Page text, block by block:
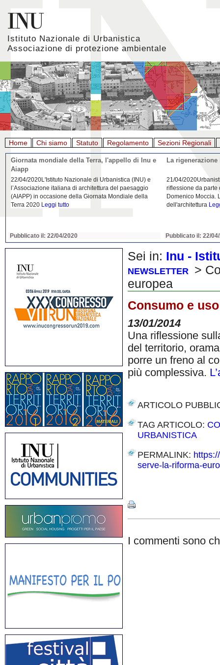
Istituto Nazionale di Urbanistica
Associazione di protezione ambientale
Home Chi siamo Statuto Regolamento Sezioni Regionali
Giornata mondiale della Terra, l'appello di Inu e
Aiapp
22/04/2020L'Istituto Nazionale di Urbanistica (INU) e
l’Associazione italiana di architettura del paesaggio
(AIAPP) in occasione della Giornata Mondiale della
Terra 2020 Leggi tutto
Pubblicato il: 22/04/2020
La
21/04/
riflessione da parte
Domenico Moccia.
dell'architettura
Pubblicato il: 22/
Sei in: Inu -
NEWSLETTER
>
europea
Consumo e
13/01/2014
Una riflessione
del territorio,
porre un freno al
più complessiva.
ARTICOLO
TAG ARTICOLO:
URBANISTICA
PERMALINK:
serve-la-riforma-
I commenti sono